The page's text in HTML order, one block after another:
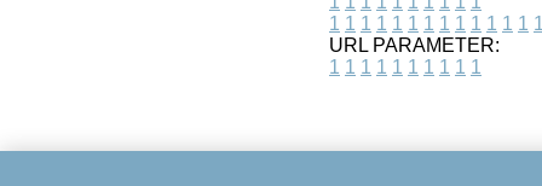
1 1 1 1 1 1 1 1 1 1 1 1 1 1
URL PARAMETER:
1 1 1 1 1 1 1 1 1 1